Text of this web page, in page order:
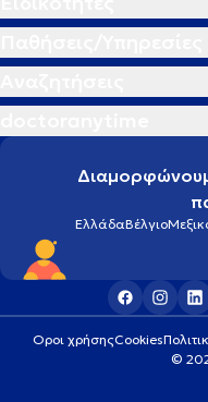
Ακτινική
Ακτινογραφία
Αλλεργική
Αλλεργικό σοκ
Αλτσχάιμερ
ΕλλάδαΒέλγιο
Οροι χρήσηςCookies
©